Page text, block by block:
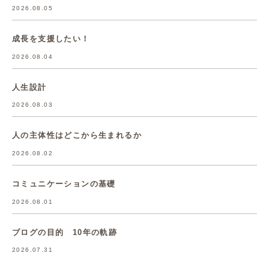
2026.08.05
成長を支援したい！
2026.08.04
人生設計
2026.08.03
人の主体性はどこから生まれるか
2026.08.02
コミュニケーションの基礎
2026.08.01
ブログの目的 10年の軌跡
2026.07.31